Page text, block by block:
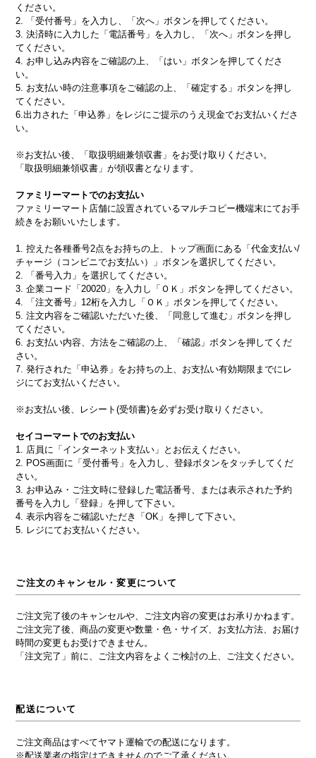
ください。
2. 「受付番号」を入力し、「次へ」ボタンを押してください。
3. 決済時に入力した「電話番号」を入力し、「次へ」ボタンを押し
てください。
4. お申し込み内容をご確認の上、「はい」ボタンを押してくださ
い。
5. お支払い時の注意事項をご確認の上、「確定する」ボタンを押し
てください。
6.出力された「申込券」をレジにご提示のうえ現金でお支払いくださ
い。
※お支払い後、「取扱明細兼領収書」をお受け取りください。
「取扱明細兼領収書」が領収書となります。
ファミリーマートでのお支払い
ファミリーマート店舗に設置されているマルチコピー機端末にてお手
続きをお願いいたします。
1. 控えた各種番号2点をお持ちの上、トップ画面にある「代金支払い/
チャージ（コンビニでお支払い）」ボタンを選択してください。
2. 「番号入力」を選択してください。
3. 企業コード「20020」を入力し「ＯＫ」ボタンを押してください。
4. 「注文番号」12桁を入力し「ＯＫ」ボタンを押してください。
5. 注文内容をご確認いただいた後、「同意して進む」ボタンを押し
てください。
6. お支払い内容、方法をご確認の上、「確認」ボタンを押してくだ
さい。
7. 発行された「申込券」をお持ちの上、お支払い有効期限までにレ
ジにてお支払いください。
※お支払い後、レシート(受領書)を必ずお受け取りください。
セイコーマートでのお支払い
1. 店員に「インターネット支払い」とお伝えください。
2. POS画面に「受付番号」を入力し、登録ボタンをタッチしてくだ
さい。
3. お申込み・ご注文時に登録した電話番号、または表示された予約
番号を入力し「登録」を押して下さい。
4. 表示内容をご確認いただき「OK」を押して下さい。
5. レジにてお支払いください。
ご注文のキャンセル・変更について
ご注文完了後のキャンセルや、ご注文内容の変更はお承りかねます。
ご注文完了後、商品の変更や数量・色・サイズ、お支払方法、お届け
時間の変更もお受けできません。
「注文完了」前に、ご注文内容をよくご検討の上、ご注文ください。
配送について
ご注文商品はすべてヤマト運輸での配送になります。
※配送業者の指定はできませんのでご了承ください。